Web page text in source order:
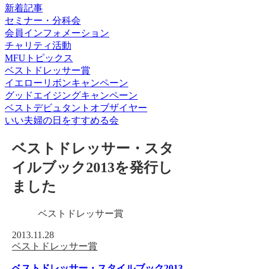
新着記事
セミナー・分科会
会員インフォメーション
チャリティ活動
MFUトピックス
ベストドレッサー賞
イエローリボンキャンペーン
グッドエイジングキャンペーン
ベストデビュタントオブザイヤー
いい夫婦の日をすすめる会
ベストドレッサー・スタ
イルブック2013を発行し
ました
ベストドレッサー賞
2013.11.28
ベストドレッサー賞